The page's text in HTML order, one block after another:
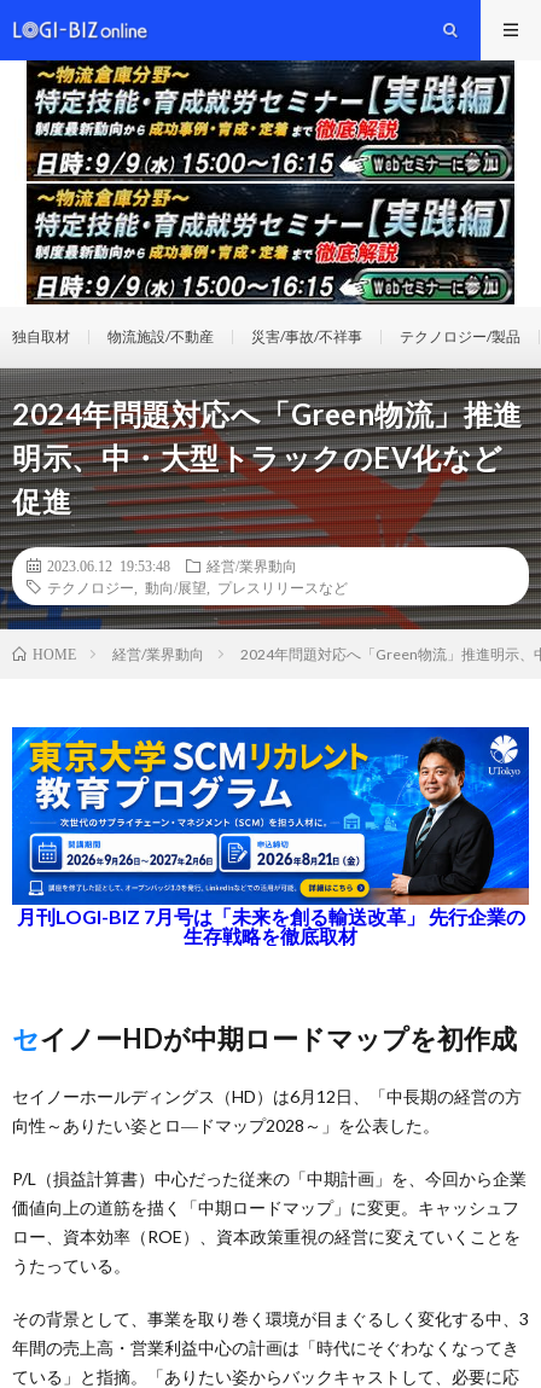
独自取材 物流施設/不動産 災害/事故/不祥事 テクノロジー/製品
2024年問題対応へ「Green物流」推進
明示、中・大型トラックのEV化など
促進
2023.06.12 19:53:48
経営/業界動向
テクノロジー
動向/展望 プレスリリースなど
HOME 経営/業界動向 2024年問題対応へ「Green物流」推進明示、
月刊LOGI-BIZ 7月号は「未来を創る輸送改革」 先行企業の
生存戦略を徹底取材
セイノーHDが中期ロードマップを初作成
セイノーホールディングス（HD）は6月12日、「中長期の経営の方
向性～ありたい姿とロ―ドマップ2028～」を公表した。
P/L（損益計算書）中心だった従来の「中期計画」を、今回から企業
価値向上の道筋を描く「中期ロードマップ」に変更。キャッシュフ
ロー、資本効率（ROE）、資本政策重視の経営に変えていくことを
うたっている。
その背景として、事業を取り巻く環境が目まぐるしく変化する中、3
年間の売上高・営業利益中心の計画は「時代にそぐわなくなってき
ている」と指摘。「ありたい姿からバックキャストして、必要に応